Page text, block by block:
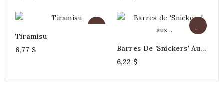
Tiramisu
6,77 $
Barres De 'Snickers' Aux
Arachides Et Au Caramel
6,22 $